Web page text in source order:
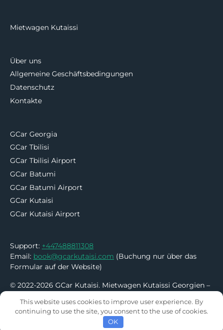
Mietwagen Kutaissi
Über uns
Allgemeine Geschäftsbedingungen
Datenschutz
Kontakte
GCar Georgia
GCar Tbilisi
GCar Tbilisi Airport
GCar Batumi
GCar Batumi Airport
GCar Kutaisi
GCar Kutaisi Airport
Support: +447488811308
Email: book@gcarkutaisi.com (Buchung nur über das
Formular auf der Website)
© 2022-2026 GCar Kutaisi. Mietwagen Kutaissi Georgien –
This website uses cookies to improve user experience. By
continuing to use the site, you consent to the use of cookies.
OK